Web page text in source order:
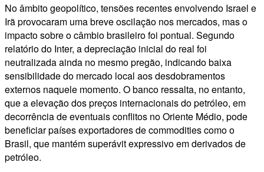
No âmbito geopolítico, tensões recentes envolvendo Israel e
Irã provocaram uma breve oscilação nos mercados, mas o
impacto sobre o câmbio brasileiro foi pontual. Segundo
relatório do Inter, a depreciação inicial do real foi
neutralizada ainda no mesmo pregão, indicando baixa
sensibilidade do mercado local aos desdobramentos
externos naquele momento. O banco ressalta, no entanto,
que a elevação dos preços internacionais do petróleo, em
decorrência de eventuais conflitos no Oriente Médio, pode
beneficiar países exportadores de commodities como o
Brasil, que mantém superávit expressivo em derivados de
petróleo.